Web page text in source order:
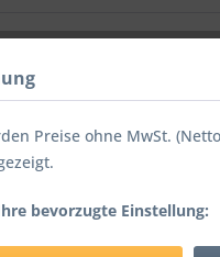
35mm
Preise ohne MwSt.
bevorzugte Einstellung: